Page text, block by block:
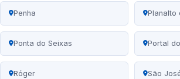
Penha Planalto
Ponta do Seixas Portal
Róger São